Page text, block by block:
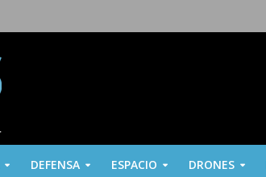
DEFENSA ESPACIO DRONES